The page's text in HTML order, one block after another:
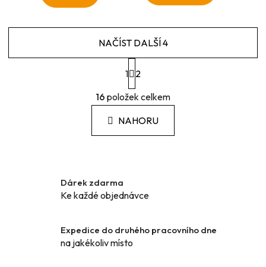
O
v
á
d
p
k
y
NAČÍST DALŠÍ 4
S
t
r
á
n
k
1
2
16 položek celkem
NAHORU
Dárek zdarma
Ke každé objednávce
Expedice do druhého pracovního dne
na jakékoliv místo